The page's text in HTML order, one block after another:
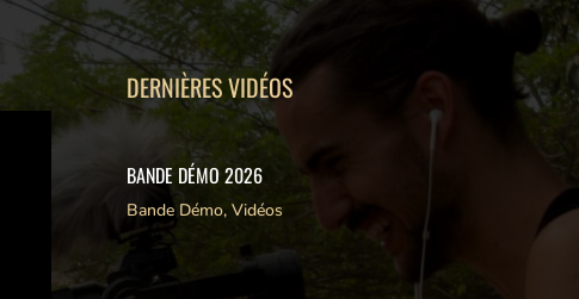
DERNIÈRES VIDÉOS
BANDE DÉMO 2026
Bande Démo, Vidéos